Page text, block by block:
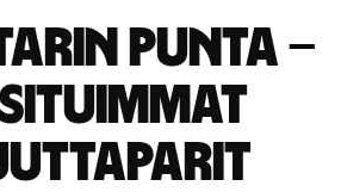
punta –